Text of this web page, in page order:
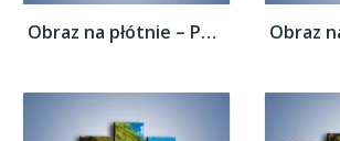
Obraz na płótnie – Pomost wprost do raju –...